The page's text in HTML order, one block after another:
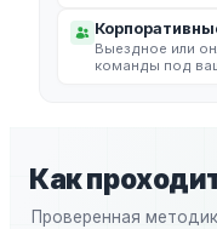
Выездное или
команды под
Как
Проверенная